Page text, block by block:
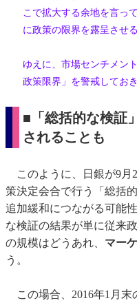
こで拡大する余地を言っ
に政策の限界を露呈させる
ゆえに、市場センチメン
政策限界」を警戒してお
■「総括的な検証
されることも
このように、日銀が9月
策決定会合で行う「総括
追加緩和につながる可能
な検証の結果が単に従来
の規模はどうあれ、 マー
う。
この場合、2016年1月末